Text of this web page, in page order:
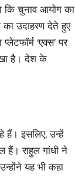
कि चुनाव आयोग का
का उदाहरण देते हुए
‘एक्स’ पर
है। देश के
हैं। इसलिए, उन्हें
राहुल गांधी ने
यह भी कहा